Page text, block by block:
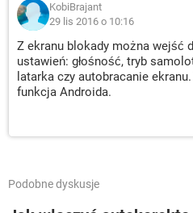
KobiBrajant
29 lis 2016 o 10:16
Z ekranu blokady można wejść
ustawień: głośność, tryb
latarka czy autobracanie
funkcja Androida.
Podobne dyskusje